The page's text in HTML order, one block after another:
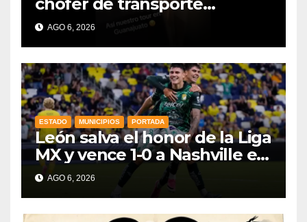
turístico e intensifica
operativos de vigilancia
AGO 6, 2026
ESTADO MUNICIPIOS PORTADA
León salva el honor de la Liga
MX y vence 1-0 a Nashville en
la Leagues Cup 2026
AGO 6, 2026